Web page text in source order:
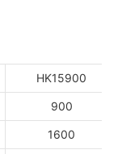
HK15900
900
1600